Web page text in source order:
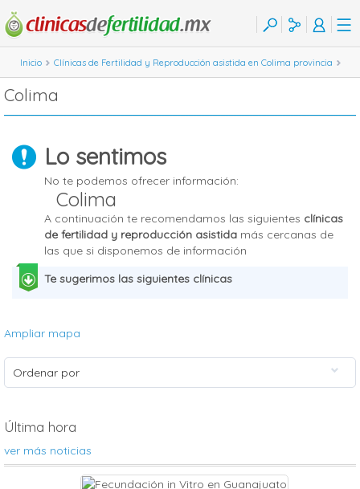
Inicio Clínicas de Fertilidad y Reproducción asistida en Colima provincia
Colima
Lo sentimos
No te podemos ofrecer información:
Colima
A continuación te recomendamos las siguientes clínicas
de fertilidad y reproducción asistida más cercanas de
las que si disponemos de información
Te sugerimos las siguientes clínicas
Ampliar mapa
Ordenar por
Última hora
ver más noticias